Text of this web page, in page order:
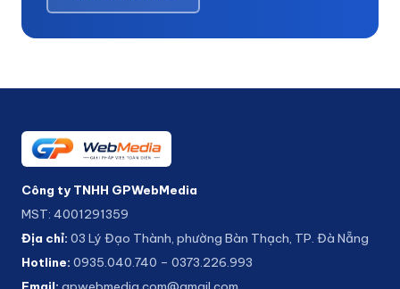
Công ty TNHH GPWebMedia
MST: 4001291359
Địa chỉ: 03 Lý Đạo Thành, phường Bàn Thạch, TP. Đà Nẵng
Hotline: 0935.040.740 – 0373.226.993